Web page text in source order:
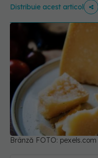
Distribuie acest articol
Brânză FOTO: pexels.com